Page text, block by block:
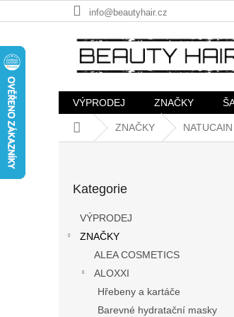
na
info@beautyhair.cz
VÝPRODEJ ZNAČKY
Domů ZNAČKY NATUCAIN
kategorie
Kategorie
VÝPRODEJ
ZNAČKY
ALEA COSMETICS
ALOXXI
Hřebeny a kartáče
Barevné hydratační masky